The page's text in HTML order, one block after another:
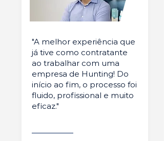
"A melhor experiência que
já tive como contratante
ao trabalhar com uma
empresa de Hunting! Do
início ao fim, o processo foi
fluido, profissional e muito
eficaz."